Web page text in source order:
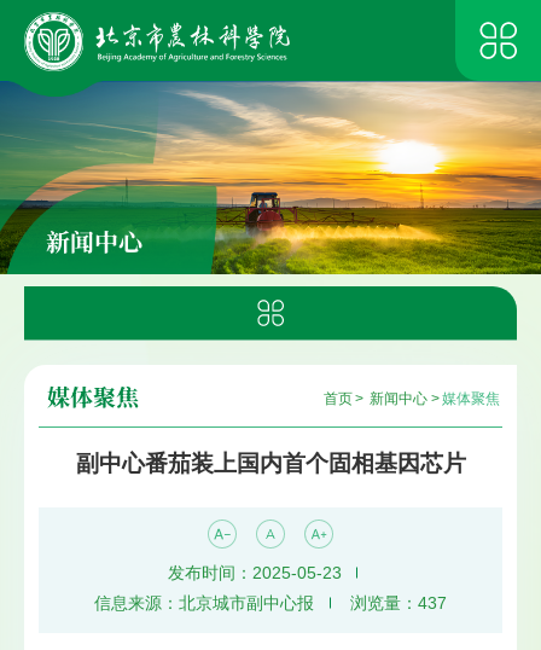
新闻中心
首页> 新闻中心 >媒体聚焦
媒体聚焦
副中心番茄装上国内首个固相基因芯片
发布时间：2025-05-23
信息来源：北京城市副中心报
浏览量： 437